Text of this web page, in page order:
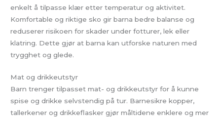
enkelt å tilpasse klær etter temperatur og aktivitet.
Komfortable og riktige sko gir barna bedre balanse og
reduserer risikoen for skader under fotturer, lek eller
klatring. Dette gjør at barna kan utforske naturen med
trygghet og glede.
Mat og drikkeutstyr
Barn trenger tilpasset mat- og drikkeutstyr for å kunne
spise og drikke selvstendig på tur. Barnesikre kopper,
tallerkener og drikkeflasker gjør måltidene enklere og mer